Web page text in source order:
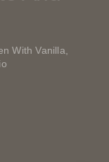
With Vanilla,